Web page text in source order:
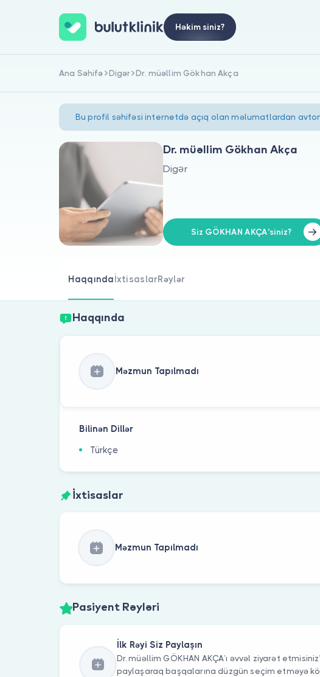
Həkim siniz?
Ana Səhifə Digər Dr. müəllim Gökhan Akça
Bu profil səhifəsi internetdə açıq olan məlumatlardan
Dr. müəllim Gökhan Akça
Digər
Siz GÖKHAN AKÇA'siniz?
Haqqında İxtisaslarRəylər
Haqqında
Məzmun Tapılmadı
Bilinən Dillər
Türkçe
İxtisaslar
Məzmun Tapılmadı
Pasiyent Rəyləri
İlk Rəyi Siz Paylaşın
Dr. müəllim GÖKHAN AKÇA’ı əvvəl ziyarət
paylaşaraq başqalarına düzgün seçim etməyə